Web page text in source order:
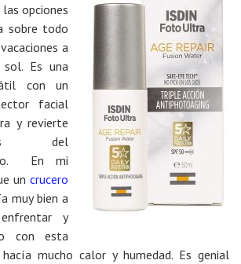
opciones
sobre todo
a
Es una
con un
facial
y revierte
del
En mi
un crucero
muy bien a
y
con esta
mucho calor y humedad. Es genial